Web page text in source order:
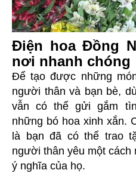
Điện hoa Đồng
nơi nhanh chóng
Để tạo được những
người thân và bạn bè,
vẫn có thể gửi gắm
những bó hoa xinh xắn.
là bạn đã có thể trao
người thân yêu một cách
ý nghĩa của họ.